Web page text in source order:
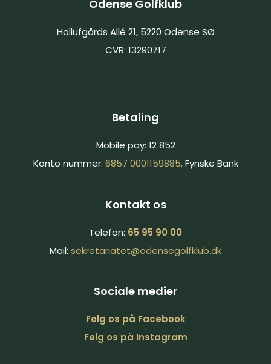
Odense Golfklub
Hollufgårds Allé 21, 5220 Odense SØ
CVR: 13290717
Betaling
Mobile pay: 12 852
Konto nummer: 6857 0001159885,Fynske Bank
Kontakt os
Telefon: 65 95 90 00
Mail: sekretariatet@​odensegolfklub.dk
Sociale medier
Følg ​os på​ Facebook​​
Følg os på Inst​agram​